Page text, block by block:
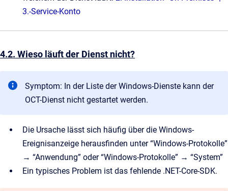
3.-Service-Konto
4.2. Wieso läuft der Dienst nicht?
Symptom: In der Liste der Windows-Dienste kann der
OCT-Dienst nicht gestartet werden.
Die Ursache lässt sich häufig über die Windows-
Ereignisanzeige herausfinden unter “Windows-Protokolle”
→ “Anwendung” oder “Windows-Protokolle” → “System”
Ein typisches Problem ist das fehlende .NET-Core-SDK.